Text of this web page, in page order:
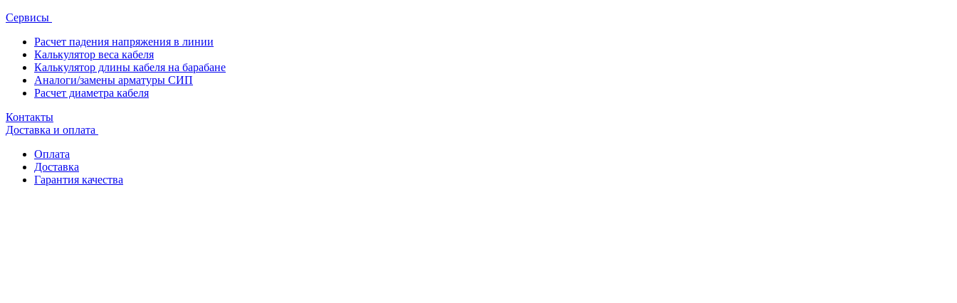
Сервисы
Расчет падения напряжения в линии
Калькулятор веса кабеля
Калькулятор длины кабеля на барабане
Аналоги/замены арматуры СИП
Расчет диаметра кабеля
Контакты
Доставка и оплата
Оплата
Доставка
Гарантия качества